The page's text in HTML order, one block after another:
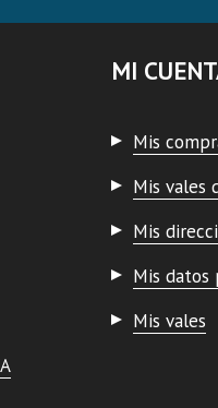
MI
Mis
Mis vales
Mis
Mis datos
Mis vales